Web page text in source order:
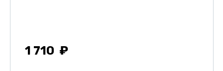
1 710